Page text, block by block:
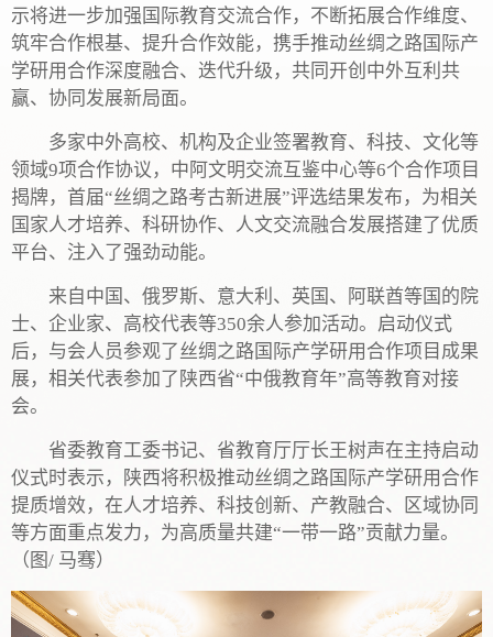
示将进一步加强国际教育交流合作，不断拓展合作维度、
筑牢合作根基、提升合作效能，携手推动丝绸之路国际产
学研用合作深度融合、迭代升级，共同开创中外互利共
赢、协同发展新局面。
多家中外高校、机构及企业签署教育、科技、文化等
领域9项合作协议，中阿文明交流互鉴中心等6个合作项目
揭牌，首届“丝绸之路考古新进展”评选结果发布，为相关
国家人才培养、科研协作、人文交流融合发展搭建了优质
平台、注入了强劲动能。
来自中国、俄罗斯、意大利、英国、阿联酋等国的院
士、企业家、高校代表等350余人参加活动。启动仪式
后，与会人员参观了丝绸之路国际产学研用合作项目成果
展，相关代表参加了陕西省“中俄教育年”高等教育对接
会。
省委教育工委书记、省教育厅厅长王树声在主持启动
仪式时表示，陕西将积极推动丝绸之路国际产学研用合作
提质增效，在人才培养、科技创新、产教融合、区域协同
等方面重点发力，为高质量共建“一带一路”贡献力量。
（图/ 马骞）